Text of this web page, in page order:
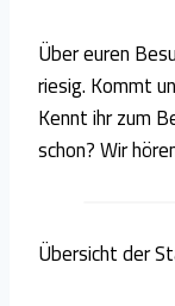
Über euren
riesig. Kommt
Kennt ihr zum
schon? Wir
Übersicht der